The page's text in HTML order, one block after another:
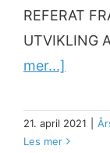
REFERAT
UTVIKLING
mer...]
21. april 2021
Les mer